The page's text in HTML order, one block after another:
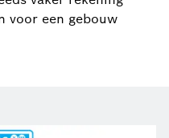
voor een gebouw